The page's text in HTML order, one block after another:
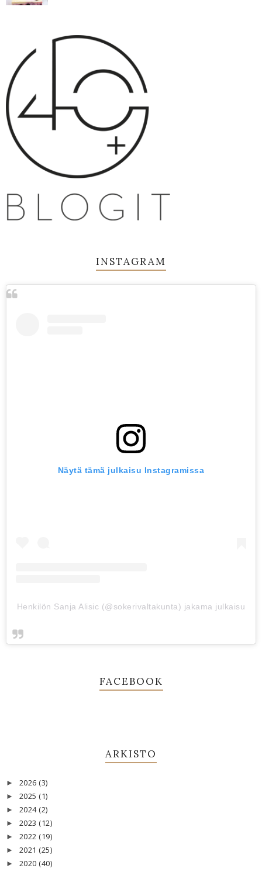
INSTAGRAM
Näytä tämä julkaisu Instagramissa
Henkilön Sanja Alisic (@sokerivaltakunta) jakama julkaisu
FACEBOOK
ARKISTO
► 2026 (3)
► 2025 (1)
► 2024 (2)
► 2023 (12)
► 2022 (19)
► 2021 (25)
► 2020 (40)